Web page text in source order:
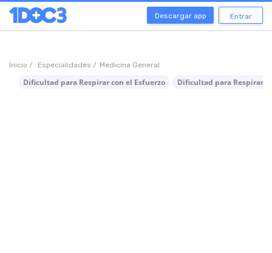
Descargar app Entrar
Inicio / Especialidades / Medicina General
Dificultad para Respirar con el Esfuerzo Dificultad para Respirar